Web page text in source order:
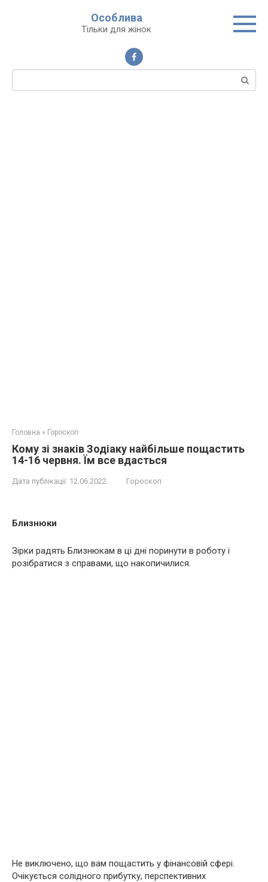
Особлива
Тільки для жінок
Пошук:
Головна » Гороскоп
Кому зі знаків Зодіаку найбільше пощастить
14-16 червня. Їм все вдасться
Дата публікації: 12.06.2022 Гороскоп
Близнюки
Зірки радять Близнюкам в ці дні поринути в роботу і
розібратися з справами, що накопичилися.
Не виключено, що вам пощастить у фінансовій сфері.
Очікується солідного прибутку, перспективних